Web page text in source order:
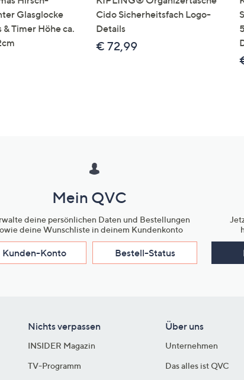
Glasglocke
& Timer Höhe ca.
Cido Sicherheitsfach Logo-
Details
€ 72,99
Mein QVC
deine persönlichen Daten und Bestellungen
deine Wunschliste in deinem Kundenkonto
Kunden-Konto Bestell-Status
Nichts verpassen
INSIDER Magazin
TV-Programm
Über uns
Unternehmen
Das alles ist QVC